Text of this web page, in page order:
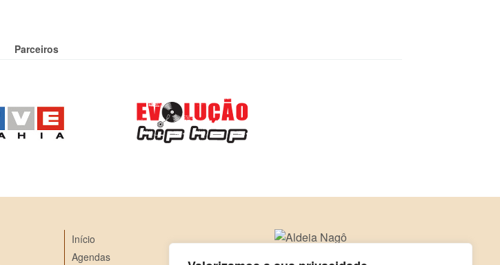
Parceiros
Início
Agendas